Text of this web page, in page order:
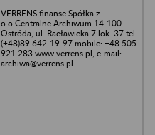
VERRENS finanse Spółka z
o.o.Centralne Archiwum 14-100
Ostróda, ul. Racławicka 7 lok. 37 tel.
(+48)89 642-19-97 mobile: +48 505
921 283 www.verrens.pl, e-mail:
archiwa@verrens.pl